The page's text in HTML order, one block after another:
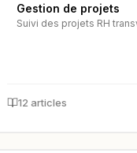
Gestion de projets
Suivi des projets RH
12 articles